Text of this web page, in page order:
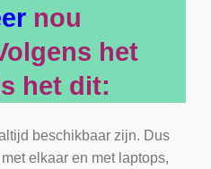
nou
het
het dit:
beschikbaar zijn. Dus
elkaar en met laptops,